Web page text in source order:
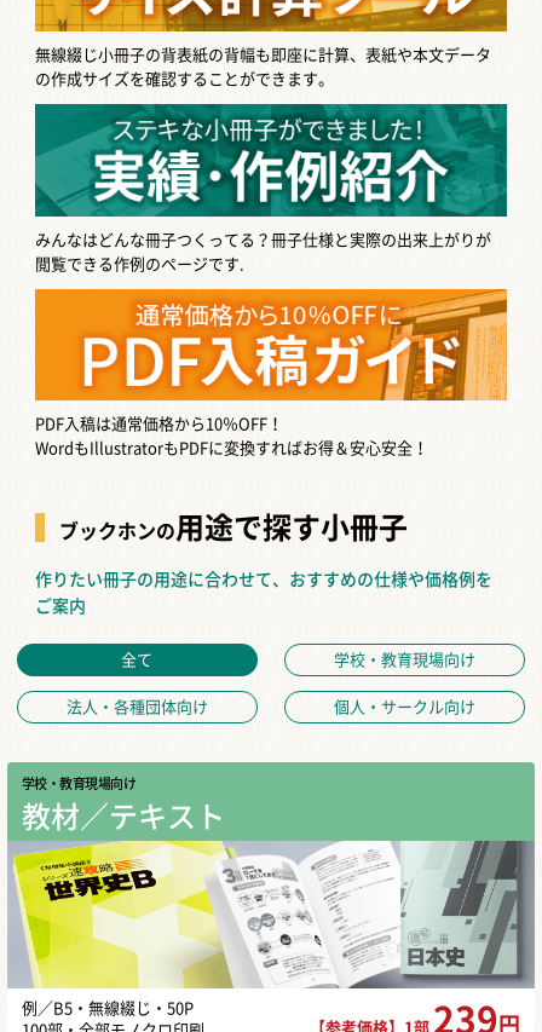
無線綴じ小冊子の背表紙の背幅も即座に計算、表紙や本文データ
の作成サイズを確認することができます。
みんなはどんな冊子つくってる？冊子仕様と実際の出来上がりが
閲覧できる作例のページです.
PDF入稿は通常価格から10％OFF！
WordもIllustratorもPDFに変換すればお得＆安心安全！
ブックホンの用途で探す小冊子
作りたい冊子の用途に合わせて、おすすめの仕様や価格例を
ご案内
全て 学校・教育現場向け
法人・各種団体向け 個人・サークル向け
学校・教育現場向け
教材／テキスト
例／B5・無線綴じ・50P
【参考価格】1部 239 円